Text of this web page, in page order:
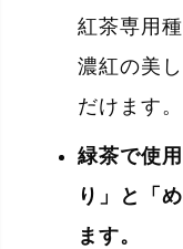
紅茶専用
濃紅の美
だけます。
緑茶で使
り」と「
ます。